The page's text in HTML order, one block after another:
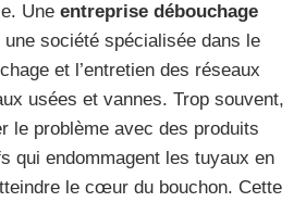
Une entreprise débouchage
société spécialisée dans le
et l’entretien des réseaux
usées et vannes. Trop souvent,
le problème avec des produits
qui endommagent les tuyaux en
le cœur du bouchon. Cette